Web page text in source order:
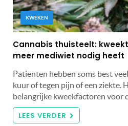
KWEKEN
Cannabis thuisteelt:
meer mediwiet nodig heeft
Patiënten hebben soms best
kuur of tegen pijn of een ziekte.
belangrijke kweekfactoren voor
LEES VERDER